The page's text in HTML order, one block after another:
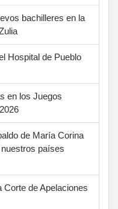
bachilleres en la
Hospital de Pueblo
en los Juegos
de María Corina
países
Corte de Apelaciones